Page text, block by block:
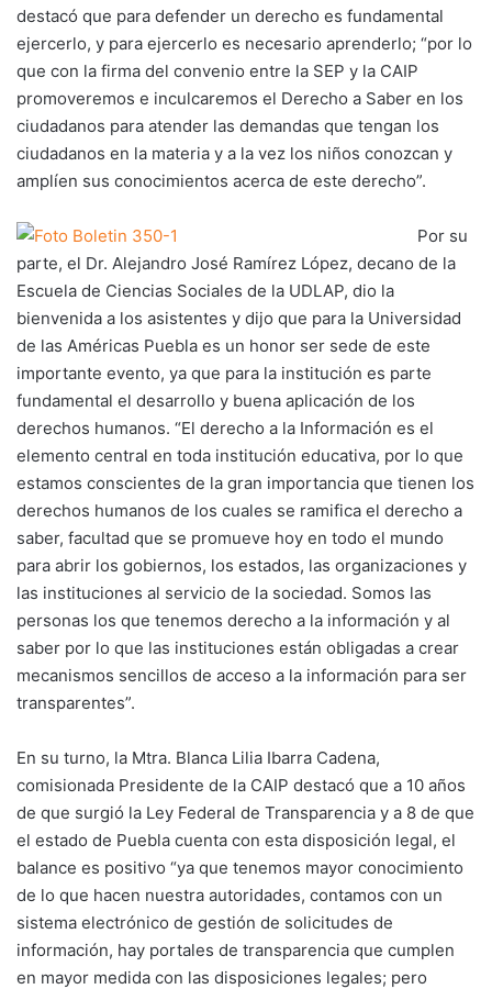
destacó que para defender un derecho es fundamental
ejercerlo, y para ejercerlo es necesario aprenderlo; “por lo
que con la firma del convenio entre la SEP y la CAIP
promoveremos e inculcaremos el Derecho a Saber en los
ciudadanos para atender las demandas que tengan los
ciudadanos en la materia y a la vez los niños conozcan y
amplíen sus conocimientos acerca de este derecho”.
Por su
parte, el Dr. Alejandro José Ramírez López, decano de la
Escuela de Ciencias Sociales de la UDLAP, dio la
bienvenida a los asistentes y dijo que para la Universidad
de las Américas Puebla es un honor ser sede de este
importante evento, ya que para la institución es parte
fundamental el desarrollo y buena aplicación de los
derechos humanos. “El derecho a la Información es el
elemento central en toda institución educativa, por lo que
estamos conscientes de la gran importancia que tienen los
derechos humanos de los cuales se ramifica el derecho a
saber, facultad que se promueve hoy en todo el mundo
para abrir los gobiernos, los estados, las organizaciones y
las instituciones al servicio de la sociedad. Somos las
personas los que tenemos derecho a la información y al
saber por lo que las instituciones están obligadas a crear
mecanismos sencillos de acceso a la información para ser
transparentes”.
En su turno, la Mtra. Blanca Lilia Ibarra Cadena,
comisionada Presidente de la CAIP destacó que a 10 años
de que surgió la Ley Federal de Transparencia y a 8 de que
el estado de Puebla cuenta con esta disposición legal, el
balance es positivo “ya que tenemos mayor conocimiento
de lo que hacen nuestra autoridades, contamos con un
sistema electrónico de gestión de solicitudes de
información, hay portales de transparencia que cumplen
en mayor medida con las disposiciones legales; pero